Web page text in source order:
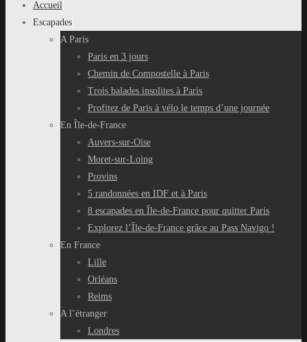
Passer
Accueil
Escapades
A Paris
Paris en 3 jours
Chemin de Compostelle à Paris
Trois balades insolites à Paris
Profitez de Paris à vélo le temps d’une journée
En Île-de-France
Auvers-sur-Oise
Moret-sur-Loing
Provins
5 randonnées en IDF et à Paris
8 escapades en Île-de-France pour quitter Paris
Explorez l’Île-de-France grâce au Pass Navigo !
En France
Lille
Orléans
Reims
A l’étranger
Londres